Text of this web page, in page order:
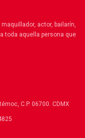
actor, bailarín,
toda aquella persona que
C.P. 06700. CDMX